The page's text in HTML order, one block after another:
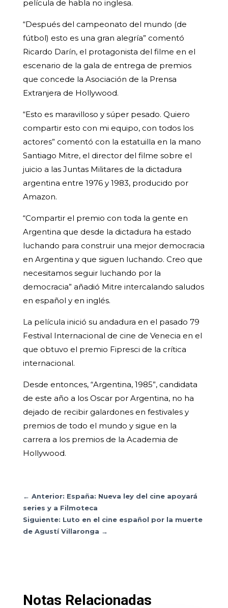
película de habla no inglesa.
“Después del campeonato del mundo (de
fútbol) esto es una gran alegría” comentó
Ricardo Darín, el protagonista del filme en el
escenario de la gala de entrega de premios
que concede la Asociación de la Prensa
Extranjera de Hollywood.
“Esto es maravilloso y súper pesado. Quiero
compartir esto con mi equipo, con todos los
actores” comentó con la estatuilla en la mano
Santiago Mitre, el director del filme sobre el
juicio a las Juntas Militares de la dictadura
argentina entre 1976 y 1983, producido por
Amazon.
“Compartir el premio con toda la gente en
Argentina que desde la dictadura ha estado
luchando para construir una mejor democracia
en Argentina y que siguen luchando. Creo que
necesitamos seguir luchando por la
democracia” añadió Mitre intercalando saludos
en español y en inglés.
La película inició su andadura en el pasado 79
Festival Internacional de cine de Venecia en el
que obtuvo el premio Fipresci de la crítica
internacional.
Desde entonces, “Argentina, 1985”, candidata
de este año a los Oscar por Argentina, no ha
dejado de recibir galardones en festivales y
premios de todo el mundo y sigue en la
carrera a los premios de la Academia de
Hollywood.
← Anterior: España: Nueva ley del cine apoyará
series y a Filmoteca
Siguiente: Luto en el cine español por la muerte
de Agustí Villaronga →
Notas Relacionadas